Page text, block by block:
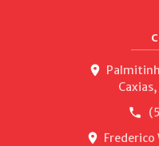
Frederico